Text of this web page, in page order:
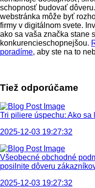
schopnosť budovať
webstránka môže byť
firmy v digitálnom svete.
ako sa vaša značka stane
konkurencieschopnejšou.
poradíme, aby ste na to
Tiež odporúčame
Tri piliere úspechu: Ako
2025-12-03 19:27:32
Všeobecné obchodné
posilnite dôveru
2025-12-03 19:27:32